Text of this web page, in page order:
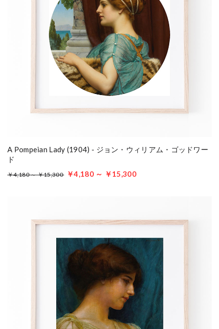
A Pompeian Lady (1904) - ジョン・ウィリアム・ゴッドワー
ド
￥4,180 ～ ￥15,300 ￥4,180 ～ ￥15,300